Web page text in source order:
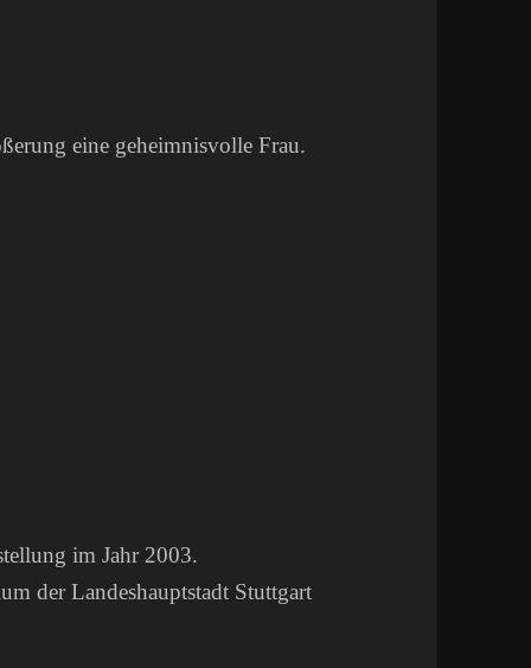
eine geheimnisvolle Frau.
im Jahr 2003.
der Landeshauptstadt Stuttgart